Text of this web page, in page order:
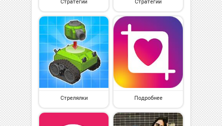
Стрелялки Подробнее